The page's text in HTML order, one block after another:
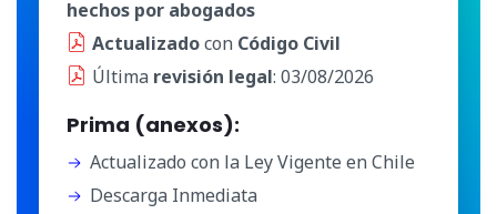
hechos por abogados
Actualizadocon Código Civil
Última revisión legal: 03/08/2026
Prima (anexos):
Actualizado con la Ley Vigente en Chile
Descarga Inmediata